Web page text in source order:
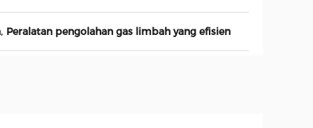
, Peralatan pengolahan gas limbah yang efisien